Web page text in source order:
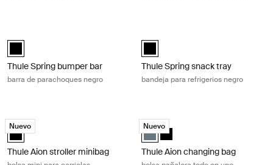
Thule Spring bumper bar Negro (selected)
Thule Spring bumper bar
barra de parachoques negro
Thule Spring snack tray Negro
Thule Spring snack tray
bandeja para refrigerios negro
Thule Aion stroller minibag bolsa mini para carriolas Black
Nuevo
Thule Aion stroller minibag Negro (selected)
Thule Aion stroller minibag
Thule Aion changing bag bolsa
Nuevo
Thule Aion changing bag Pizarra
Thule Aion changing bag
Thule Aion changing bag